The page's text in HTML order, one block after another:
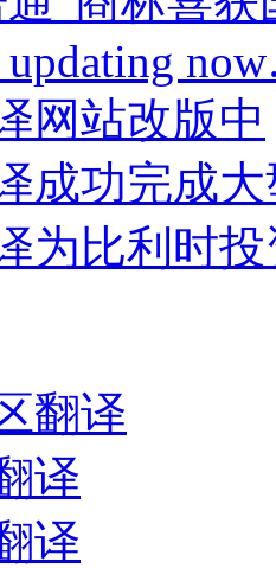
updating
网站改版中
成功完成
为比利时
翻译
译
译